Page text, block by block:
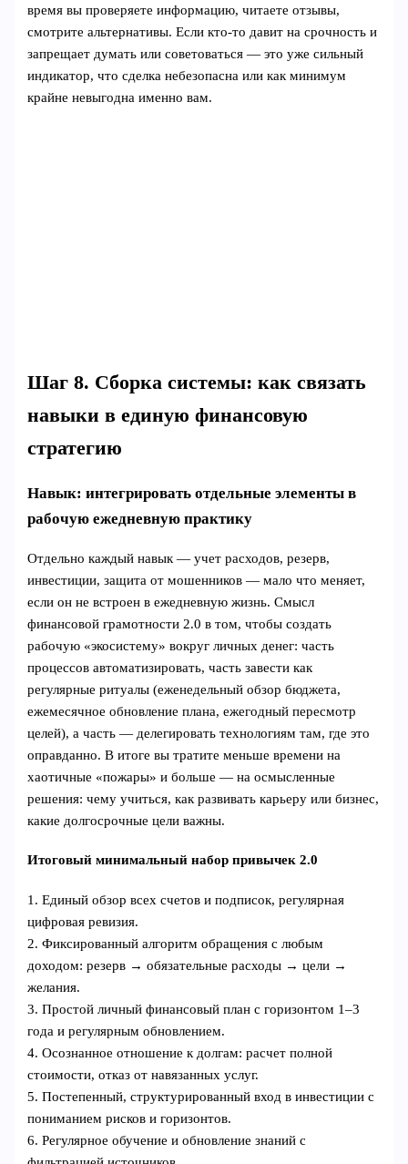
время вы проверяете информацию, читаете отзывы,
смотрите альтернативы. Если кто‑то давит на срочность и
запрещает думать или советоваться — это уже сильный
индикатор, что сделка небезопасна или как минимум
крайне невыгодна именно вам.
Шаг 8. Сборка системы: как связать
навыки в единую финансовую
стратегию
Навык: интегрировать отдельные элементы в
рабочую ежедневную практику
Отдельно каждый навык — учет расходов, резерв,
инвестиции, защита от мошенников — мало что меняет,
если он не встроен в ежедневную жизнь. Смысл
финансовой грамотности 2.0 в том, чтобы создать
рабочую «экосистему» вокруг личных денег: часть
процессов автоматизировать, часть завести как
регулярные ритуалы (еженедельный обзор бюджета,
ежемесячное обновление плана, ежегодный пересмотр
целей), а часть — делегировать технологиям там, где это
оправданно. В итоге вы тратите меньше времени на
хаотичные «пожары» и больше — на осмысленные
решения: чему учиться, как развивать карьеру или бизнес,
какие долгосрочные цели важны.
Итоговый минимальный набор привычек 2.0
1. Единый обзор всех счетов и подписок, регулярная
цифровая ревизия.
2. Фиксированный алгоритм обращения с любым
доходом: резерв → обязательные расходы → цели →
желания.
3. Простой личный финансовый план с горизонтом 1–3
года и регулярным обновлением.
4. Осознанное отношение к долгам: расчет полной
стоимости, отказ от навязанных услуг.
5. Постепенный, структурированный вход в инвестиции с
пониманием рисков и горизонтов.
6. Регулярное обучение и обновление знаний с